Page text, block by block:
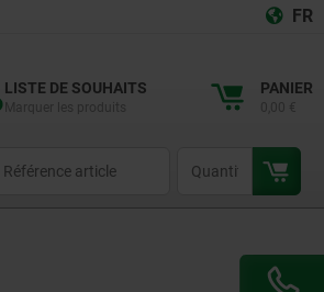
FR
LISTE DE SOUHAITS PANIER